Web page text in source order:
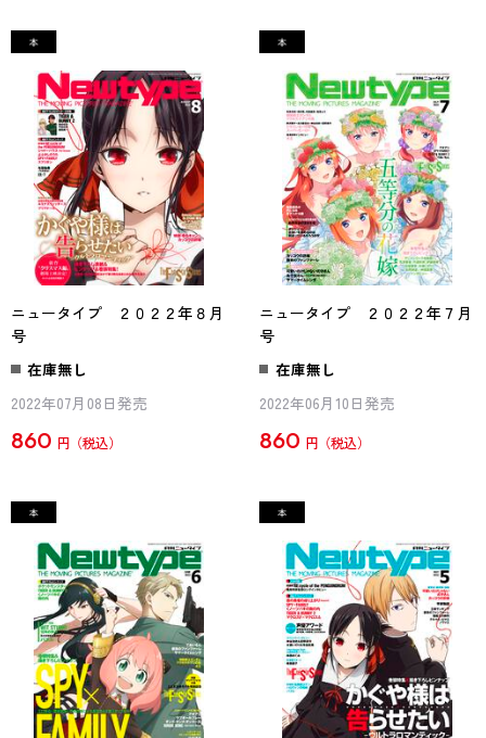
ニュータイプ ２０２２年８月
号
在庫無し
2022年07月08日発売
860 円
ニュータイプ ２０２２年７月
号
在庫無し
2022年06月10日発売
860 円